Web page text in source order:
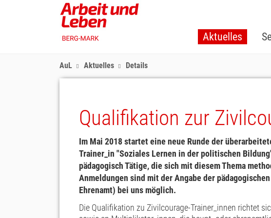
Aktuelles
AuL Aktuelles Details
Qualifikation zur
Im Mai 2018 startet eine neue Runde der
Trainer_in "Soziales Lernen in der politischen
pädagogisch Tätige, die sich mit diesem Thema
Anmeldungen sind mit der Angabe der
Ehrenamt) bei uns möglich.
Die Qualifikation zu Zivilcourage-Trainer_innen richtet